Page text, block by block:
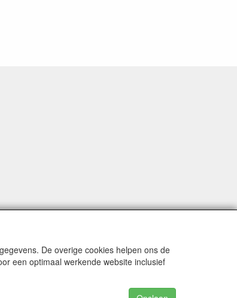
De overige cookies helpen ons de
een optimaal werkende website inclusief